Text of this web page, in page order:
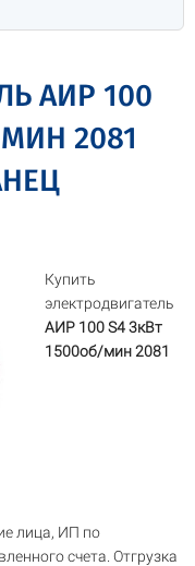
АИР 100
2081
Купить
электродвигатель
АИР 100 S4 3кВт
1500об/мин 2081
лица, ИП по
счета. Отгрузка